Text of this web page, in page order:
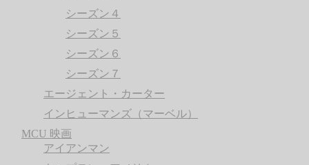
シーズン４
シーズン５
シーズン６
シーズン７
エージェント・カーター
インヒューマンズ（マーベル）
MCU 映画
アイアンマン